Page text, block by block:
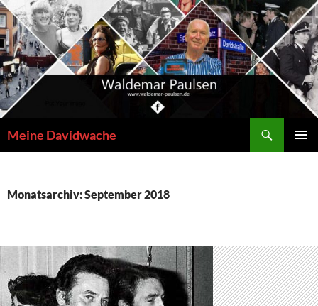
Zum
Inhalt
springen
Meine Davidwache
Monatsarchiv: September 2018